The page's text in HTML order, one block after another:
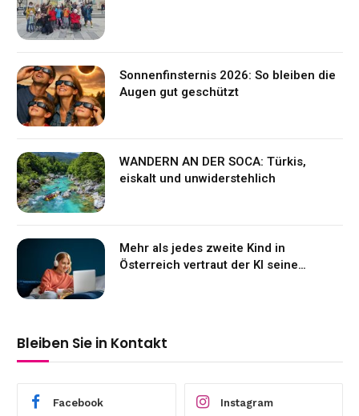
Sonnenfinsternis 2026: So bleiben die
Augen gut geschützt
WANDERN AN DER SOCA: Türkis,
eiskalt und unwiderstehlich
Mehr als jedes zweite Kind in
Österreich vertraut der KI seine
Bleiben Sie in Kontakt
Facebook Instagram